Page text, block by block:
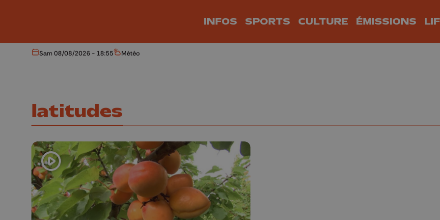
INFOS SPORTS CULTURE ÉMISSIONS
Aujourd'hui
Sam 08/08/2026 - 18:55 Météo
Météo
latitudes